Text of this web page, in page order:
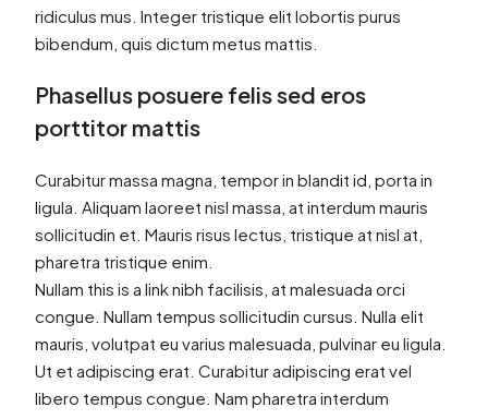
ridiculus mus. Integer tristique elit lobortis purus
bibendum, quis dictum metus mattis.
Phasellus posuere felis sed eros
porttitor mattis
Curabitur massa magna, tempor in blandit id, porta in
ligula. Aliquam laoreet nisl massa, at interdum mauris
sollicitudin et. Mauris risus lectus, tristique at nisl at,
pharetra tristique enim.
Nullam this is a link nibh facilisis, at malesuada orci
congue. Nullam tempus sollicitudin cursus. Nulla elit
mauris, volutpat eu varius malesuada, pulvinar eu ligula.
Ut et adipiscing erat. Curabitur adipiscing erat vel
libero tempus congue. Nam pharetra interdum